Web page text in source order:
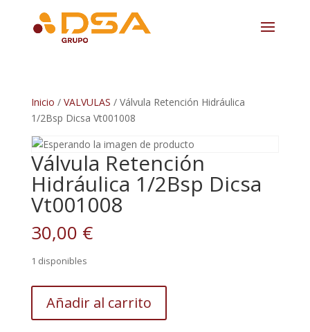
Inicio / VALVULAS / Válvula Retención Hidráulica
1/2Bsp Dicsa Vt001008
Válvula Retención
Hidráulica 1/2Bsp Dicsa
Vt001008
30,00 €
1 disponibles
Retención
Hidráulica
Añadir al carrito